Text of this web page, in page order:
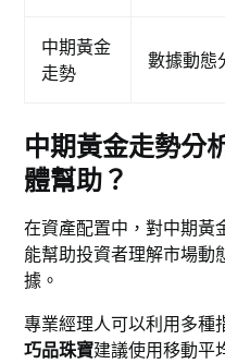
中期黃金
走勢
數據動態
中期黃金走勢分
體幫助？
在資產配置中，對中期黃
能幫助投資者理解市場動
據。
專業經理人可以利用多種
巧品珠寶建議使用移動平